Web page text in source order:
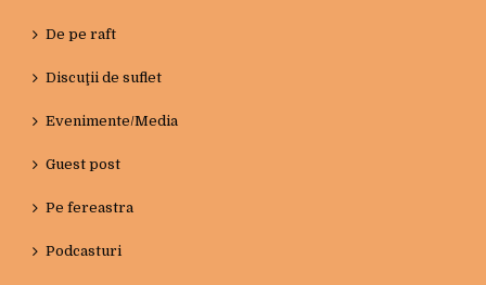
De pe raft
Discuţii de suflet
Evenimente/Media
Guest post
Pe fereastra
Podcasturi